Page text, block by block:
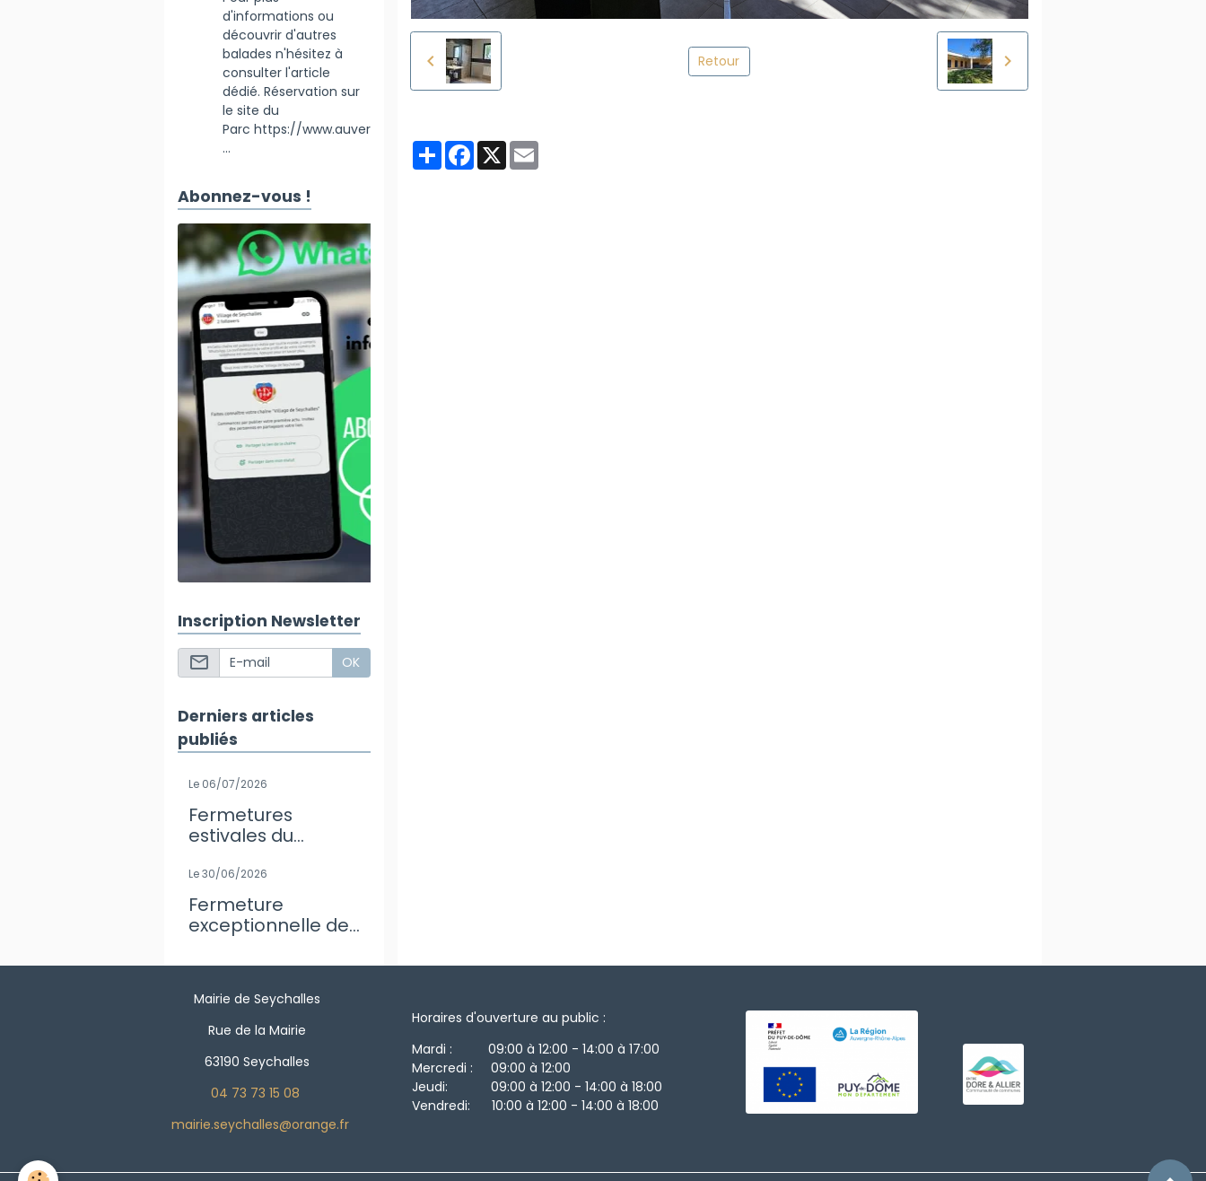
Retour
PartagerFacebook
X Email
d'informations ou
découvrir d'autres
balades n'hésitez à
consulter l'article
dédié. Réservation sur
le site du
Parc https://www.auver
...
Abonnez-vous !
Inscription Newsletter
OK
Derniers articles
publiés
Le 06/07/2026
Fermetures
estivales du
Mairie
Le 30/06/2026
Fermeture
exceptionnelle de
Mairie de Seychalles
Rue de la Mairie
63190 Seychalles
04 73 73 15 08
mairie.seychalles@orange.fr
Horaires d'ouverture au public :
Mardi : 09:00 à 12:00 - 14:00 à 17:00
Mercredi : 09:00 à 12:00
Jeudi: 09:00 à 12:00 - 14:00 à 18:00
Vendredi: 10:00 à 12:00 - 14:00 à 18:00